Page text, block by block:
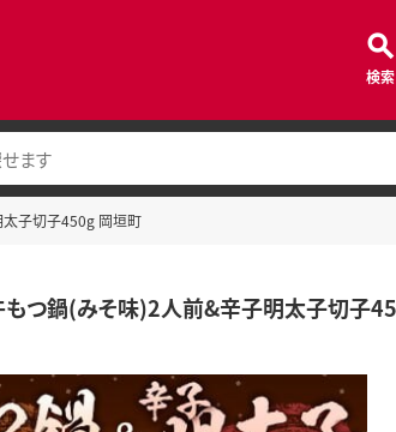
検索
太子切子450g 岡垣町
もつ鍋(みそ味)2人前&辛子明太子切子